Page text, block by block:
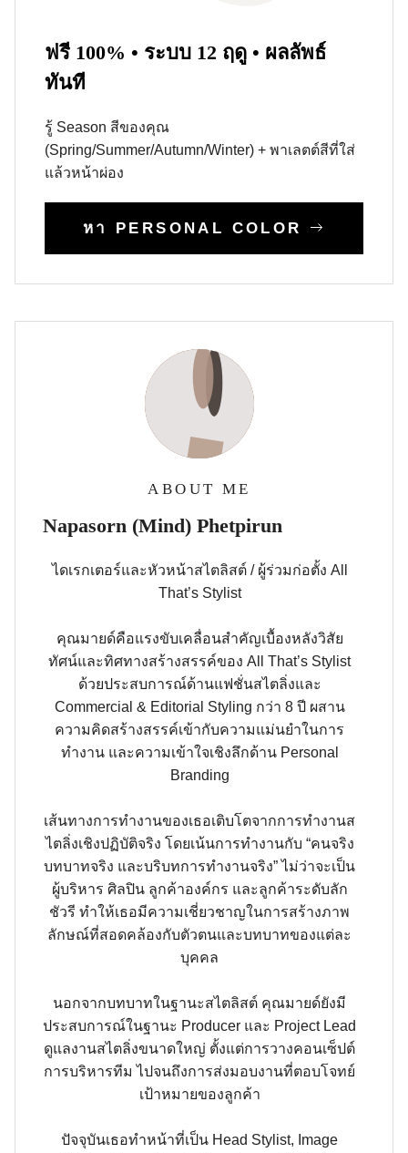
ฟรี 100% • ระบบ 12 ฤดู • ผลลัพธ์
ทันที
รู้ Season สีของคุณ
(Spring/Summer/Autumn/Winter) + พาเลตต์สีที่ใส่
แล้วหน้าผ่อง
หา PERSONAL COLOR
ABOUT ME
Napasorn (Mind) Phetpirun
ไดเรกเตอร์และหัวหน้าสไตลิสต์ / ผู้ร่วมก่อตั้ง All
That’s Stylist
คุณมายด์คือแรงขับเคลื่อนสำคัญเบื้องหลังวิสัย
ทัศน์และทิศทางสร้างสรรค์ของ All That’s Stylist
ด้วยประสบการณ์ด้านแฟชั่นสไตลิ่งและ
Commercial & Editorial Styling กว่า 8 ปี ผสาน
ความคิดสร้างสรรค์เข้ากับความแม่นยำในการ
ทำงาน และความเข้าใจเชิงลึกด้าน Personal
Branding
เส้นทางการทำงานของเธอเติบโตจากการทำงานส
ไตลิ่งเชิงปฏิบัติจริง โดยเน้นการทำงานกับ “คนจริง
บทบาทจริง และบริบทการทำงานจริง” ไม่ว่าจะเป็น
ผู้บริหาร ศิลปิน ลูกค้าองค์กร และลูกค้าระดับลัก
ชัวรี ทำให้เธอมีความเชี่ยวชาญในการสร้างภาพ
ลักษณ์ที่สอดคล้องกับตัวตนและบทบาทของแต่ละ
บุคคล
นอกจากบทบาทในฐานะสไตลิสต์ คุณมายด์ยังมี
ประสบการณ์ในฐานะ Producer และ Project Lead
ดูแลงานสไตลิ่งขนาดใหญ่ ตั้งแต่การวางคอนเซ็ปต์
การบริหารทีม ไปจนถึงการส่งมอบงานที่ตอบโจทย์
เป้าหมายของลูกค้า
ปัจจุบันเธอทำหน้าที่เป็น Head Stylist, Image